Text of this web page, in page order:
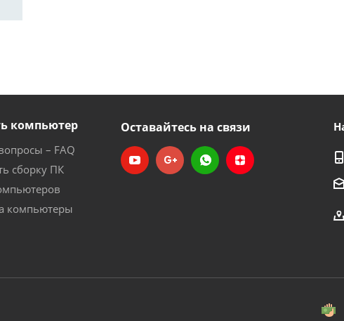
компьютер
– FAQ
сборку ПК
компьютеры
Оставайтесь на связи